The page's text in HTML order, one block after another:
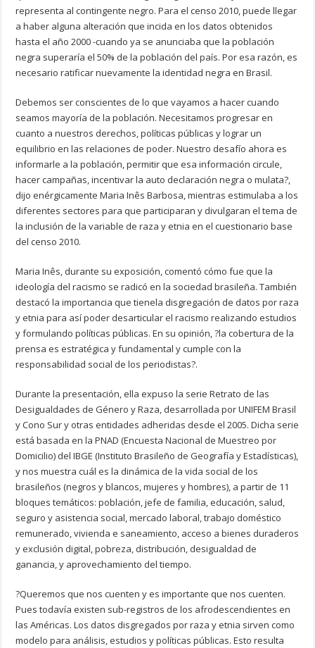
representa al contingente negro. Para el censo 2010, puede llegar
a haber alguna alteración que incida en los datos obtenidos
hasta el año 2000 -cuando ya se anunciaba que la población
negra superaría el 50% de la población del país. Por esa razón, es
necesario ratificar nuevamente la identidad negra en Brasil.
Debemos ser conscientes de lo que vayamos a hacer cuando
seamos mayoría de la población. Necesitamos progresar en
cuanto a nuestros derechos, políticas públicas y lograr un
equilibrio en las relaciones de poder. Nuestro desafío ahora es
informarle a la población, permitir que esa información circule,
hacer campañas, incentivar la auto declaración negra o mulata?,
dijo enérgicamente Maria Inês Barbosa, mientras estimulaba a los
diferentes sectores para que participaran y divulgaran el tema de
la inclusión de la variable de raza y etnia en el cuestionario base
del censo 2010.
Maria Inês, durante su exposición, comentó cómo fue que la
ideología del racismo se radicó en la sociedad brasileña. También
destacó la importancia que tienela disgregación de datos por raza
y etnia para así poder desarticular el racismo realizando estudios
y formulando políticas públicas. En su opinión, ?la cobertura de la
prensa es estratégica y fundamental y cumple con la
responsabilidad social de los periodistas?.
Durante la presentación, ella expuso la serie Retrato de las
Desigualdades de Género y Raza, desarrollada por UNIFEM Brasil
y Cono Sur y otras entidades adheridas desde el 2005. Dicha serie
está basada en la PNAD (Encuesta Nacional de Muestreo por
Domicilio) del IBGE (Instituto Brasileño de Geografía y Estadísticas),
y nos muestra cuál es la dinámica de la vida social de los
brasileños (negros y blancos, mujeres y hombres), a partir de 11
bloques temáticos: población, jefe de familia, educación, salud,
seguro y asistencia social, mercado laboral, trabajo doméstico
remunerado, vivienda e saneamiento, acceso a bienes duraderos
y exclusión digital, pobreza, distribución, desigualdad de
ganancia, y aprovechamiento del tiempo.
?Queremos que nos cuenten y es importante que nos cuenten.
Pues todavía existen sub-registros de los afrodescendientes en
las Américas. Los datos disgregados por raza y etnia sirven como
modelo para análisis, estudios y políticas públicas. Esto resulta